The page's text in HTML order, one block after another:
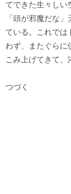
てできた生々しい
「頭が邪魔だな
ている。これでは
わず、またぐらに
こみ上げてきて
つづく